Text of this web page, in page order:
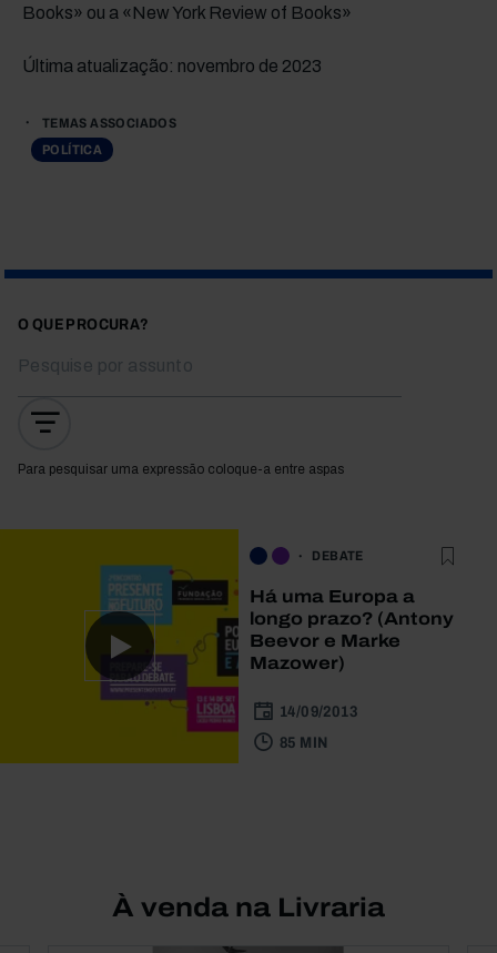
Books» ou a «New York Review of Books»
Última atualização: novembro de 2023
TEMAS ASSOCIADOS
POLÍTICA
O QUE PROCURA?
Para pesquisar uma expressão coloque-a entre aspas
DEBATE
Há uma Europa a
longo prazo? (Antony
Beevor e Marke
Mazower)
14/09/2013
85 MIN
À venda na Livraria